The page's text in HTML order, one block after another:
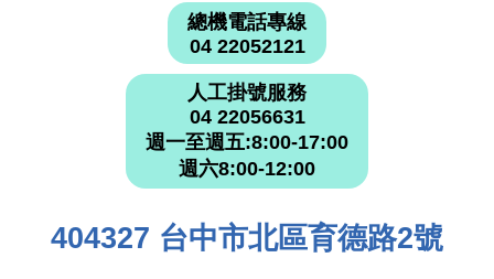
總機電話專線
04 22052121
人工掛號服務
04 22056631
週一至週五:8:00-17:00
週六8:00-12:00
404327 台中市北區育德路2號